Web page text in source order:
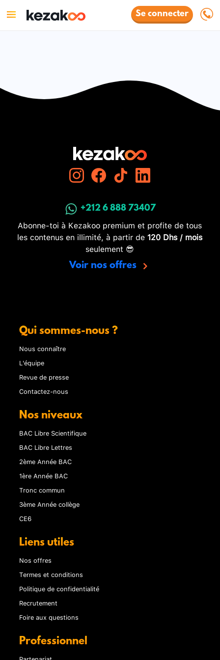
Se connecter
+212 6 888 73407
Abonne-toi à Kezakoo premium et profite de tous
les contenus en illimité, à partir de 120 Dhs / mois
seulement 😎
Voir nos offres
Qui sommes-nous ?
Nous connaître
L'équipe
Revue de presse
Contactez-nous
Nos niveaux
BAC Libre Scientifique
BAC Libre Lettres
2ème Année BAC
1ère Année BAC
Tronc commun
3ème Année collège
CE6
Liens utiles
Nos offres
Termes et conditions
Politique de confidentialité
Recrutement
Foire aux questions
Professionnel